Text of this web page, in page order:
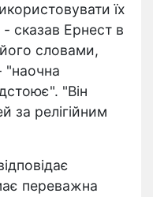
їх
- сказав Ернест в
його словами,
"наочна
"Він
за релігійним
переважна